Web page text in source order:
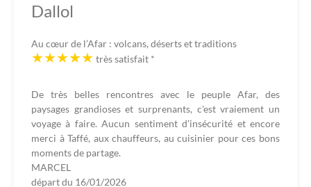
Dallol
Au cœur de l’Afar : volcans, déserts et traditions
très satisfait *
De très belles rencontres avec le peuple Afar, des
paysages grandioses et surprenants, c'est vraiement un
voyage à faire. Aucun sentiment d'insécurité et encore
merci à Taffé, aux chauffeurs, au cuisinier pour ces bons
moments de partage.
MARCEL
départ du 16/01/2026